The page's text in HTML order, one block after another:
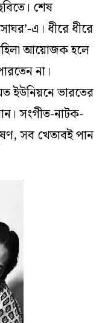
শেষ
এ। ধীরে ধীরে
আয়োজক হলে
না।
ইউনিয়নে ভারতের
সংগীত-নাটক-
সব খেতাবই পান